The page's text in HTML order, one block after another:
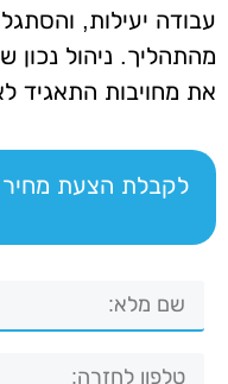
עבודה יעילות,
מהתהליך. ניהול
את מחויבות התאגיד
לקבלת הצעת מחיר